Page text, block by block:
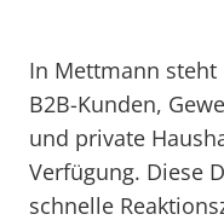
In Mettmann
B2B-Kunden,
und private
Verfügung. Diese
schnelle